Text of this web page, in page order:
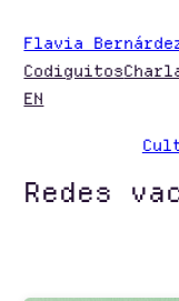
al
contenido
Flavia
Codiguitos
EN
Redes